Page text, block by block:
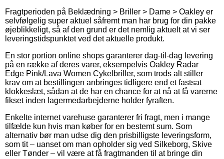
Fragtperioden på Beklædning > Briller > Dame > Oakley er
selvfølgelig super aktuel såfremt man har brug for din pakke
øjeblikkeligt, så af den grund er det nemlig aktuelt at vi ser
leveringstidspunktet ved det aktuelle produkt.
En stor portion online shops garanterer dag-til-dag levering
på en række af deres varer, eksempelvis Oakley Radar
Edge Pink/Lava Women Cykelbriller, som trods alt stiller
krav om at bestillingen anbringes tidligere end et fastsat
klokkeslæt, sådan at de har en chance for at nå at få varerne
fikset inden lagermedarbejderne holder fyraften.
Enkelte internet varehuse garanterer fri fragt, men i mange
tilfælde kun hvis man køber for en bestemt sum. Som
alternativ bør man udse dig den prisbilligste leveringsform,
som tit – uanset om man opholder sig ved Silkeborg, Skive
eller Tønder – vil være at få fragtmanden til at bringe din